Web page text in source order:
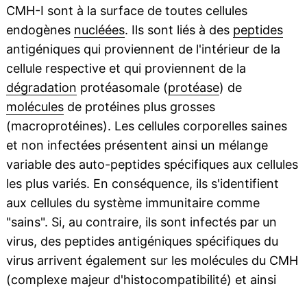
CMH-I sont à la surface de toutes cellules
endogènes nucléées. Ils sont liés à des peptides
antigéniques qui proviennent de l'intérieur de la
cellule respective et qui proviennent de la
dégradation protéasomale (protéase) de
moléculesde protéines plus grosses
(macroprotéines). Les cellules corporelles saines
et non infectées présentent ainsi un mélange
variable des auto-peptides spécifiques aux cellules
les plus variés. En conséquence, ils s'identifient
aux cellules du système immunitaire comme
"sains". Si, au contraire, ils sont infectés par un
virus, des peptides antigéniques spécifiques du
virus arrivent également sur les molécules du CMH
(complexe majeur d'histocompatibilité) et ainsi